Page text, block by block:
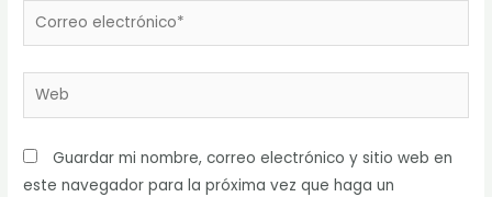
Correo
Web
Guardar mi nombre, correo electrónico y sitio web en
este navegador para la próxima vez que haga un